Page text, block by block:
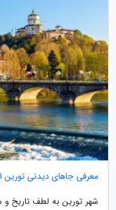
معرفی جاهای دیدنی تورین
شهر تورین به لطف تاریخ و